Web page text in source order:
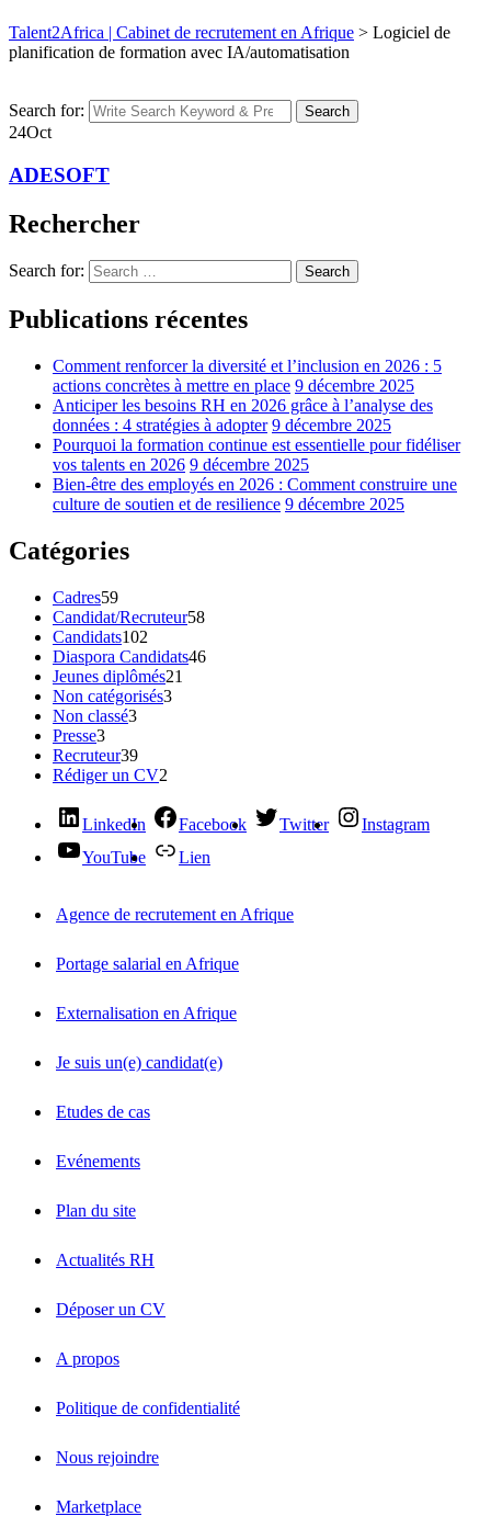
Talent2Africa | Cabinet de recrutement en Afrique > Logiciel de
planification de formation avec IA/automatisation
Search for: Search
24Oct
ADESOFT
Rechercher
Search for: Search
Publications récentes
Comment renforcer la diversité et l’inclusion en 2026 : 5
actions concrètes à mettre en place 9 décembre 2025
Anticiper les besoins RH en 2026 grâce à l’analyse des
données : 4 stratégies à adopter 9 décembre 2025
Pourquoi la formation continue est essentielle pour fidéliser
vos talents en 2026 9 décembre 2025
Bien-être des employés en 2026 : Comment construire une
culture de soutien et de resilience 9 décembre 2025
Catégories
Cadres59
Candidat/Recruteur58
Candidats102
Diaspora Candidats46
Jeunes diplômés21
Non catégorisés3
Non classé3
Presse3
Recruteur39
Rédiger un CV2
LinkedIn Facebook Twitter
Instagram
YouTube
Lien
Agence de recrutement en Afrique
Portage salarial en Afrique
Externalisation en Afrique
Je suis un(e) candidat(e)
Etudes de cas
Evénements
Plan du site
Actualités RH
Déposer un CV
A propos
Politique de confidentialité
Nous rejoindre
Marketplace